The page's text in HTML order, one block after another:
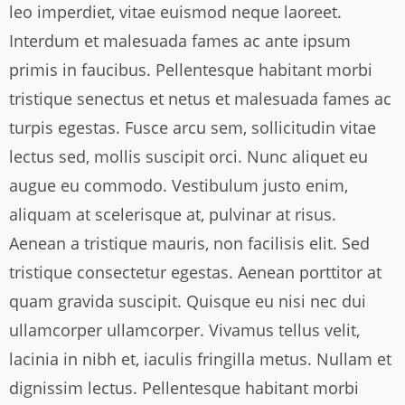
leo imperdiet, vitae euismod neque laoreet.
Interdum et malesuada fames ac ante ipsum
primis in faucibus. Pellentesque habitant morbi
tristique senectus et netus et malesuada fames ac
turpis egestas. Fusce arcu sem, sollicitudin vitae
lectus sed, mollis suscipit orci. Nunc aliquet eu
augue eu commodo. Vestibulum justo enim,
aliquam at scelerisque at, pulvinar at risus.
Aenean a tristique mauris, non facilisis elit. Sed
tristique consectetur egestas. Aenean porttitor at
quam gravida suscipit. Quisque eu nisi nec dui
ullamcorper ullamcorper. Vivamus tellus velit,
lacinia in nibh et, iaculis fringilla metus. Nullam et
dignissim lectus. Pellentesque habitant morbi